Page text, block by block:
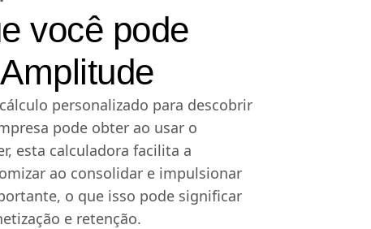
você pode
personalizado para descobrir
pode obter ao usar o
esta calculadora facilita a
ao consolidar e impulsionar
o que isso pode significar
e retenção.